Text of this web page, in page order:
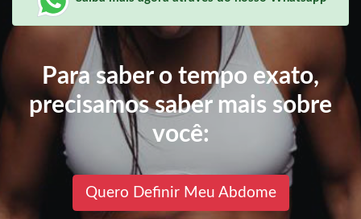
Para saber o tempo exato,
precisamos saber mais sobre
você:
Quero Definir Meu Abdome